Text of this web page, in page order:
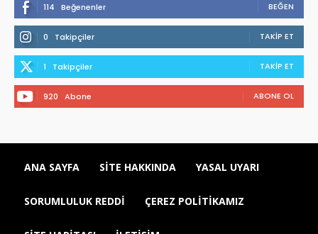
114 Beğenenler BEĞEN
0 Takipçiler TAKIP ET
1 Takipçiler TAKIP ET
920 Abone ABONE OL
ANA SAYFA SITE HAKKINDA YASAL UYARI
SORUMLULUK REDDI ÇEREZ POLITIKAMIZ